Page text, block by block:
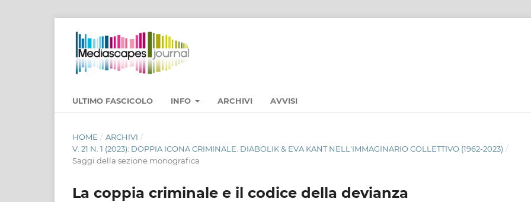
ULTIMO FASCICOLO INFO ARCHIVI AVVISI
HOME / ARCHIVI /
V. 21 N. 1 (2023): DOPPIA ICONA CRIMINALE. DIABOLIK & EVA KANT NELL'IMMAGINARIO COLLETTIVO (1962-2023) /
Saggi della sezione monografica
La coppia criminale e il codice della devianza